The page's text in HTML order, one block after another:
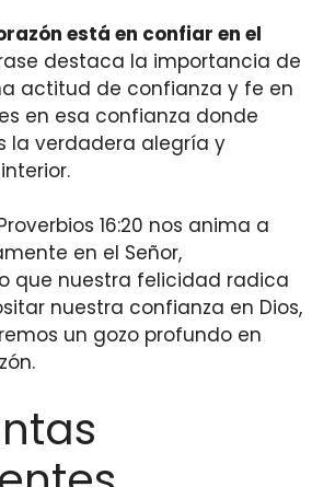
está en confiar en el
destaca la importancia de
actitud de confianza y fe en
en esa confianza donde
la verdadera alegría y
16:20 nos anima a
en el Señor,
que nuestra felicidad radica
nuestra confianza en Dios,
un gozo profundo en